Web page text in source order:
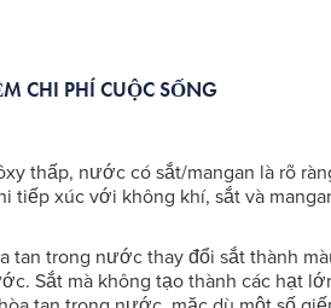
CHI PHÍ CUỘC SỐNG
thấp, nước có sắt/mangan là rõ
xúc với không khí, sắt và
tan trong nước thay đổi sắt thành
Sắt mà không tạo thành các hạt